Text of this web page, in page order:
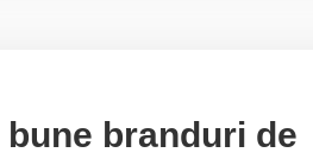
branduri de